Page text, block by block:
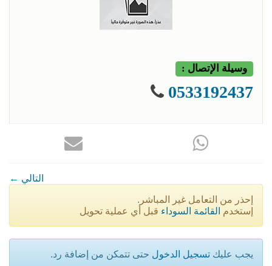
وسيلة الإتصال :
0533192437
← التالي
إحذر من التعامل غير المباشر.
إستخدم القائمة السوداء قبل أي عملية تحويل
يجب عليك تسجيل الدخول حتى تتمكن من إضافة رد.